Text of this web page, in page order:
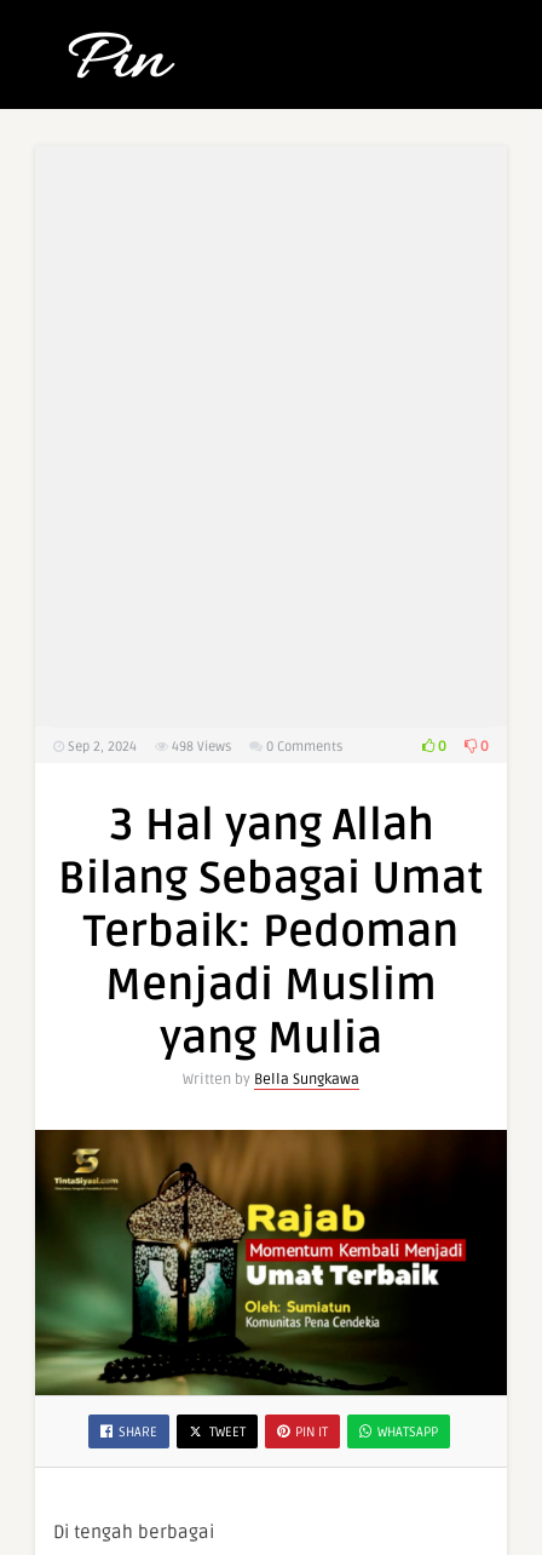
Sep 2, 2024 498 Views 0 Comments 0 0
3 Hal yang Allah
Bilang Sebagai Umat
Terbaik: Pedoman
Menjadi Muslim
yang Mulia
Written by Bella Sungkawa
SHARE TWEET PIN IT WHATSAPP
Di tengah berbagai